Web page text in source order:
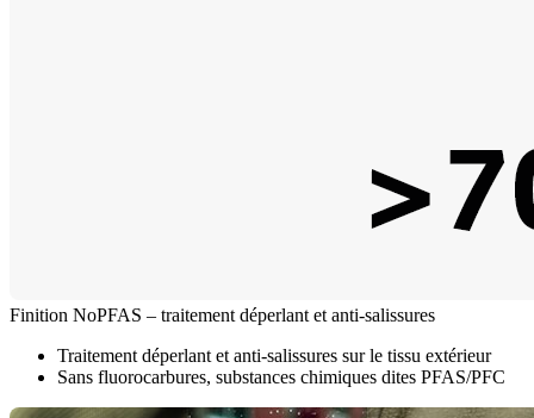
Finition NoPFAS – traitement déperlant et anti-salissures
Traitement déperlant et anti-salissures sur le tissu extérieur
Sans fluorocarbures, substances chimiques dites PFAS/PFC